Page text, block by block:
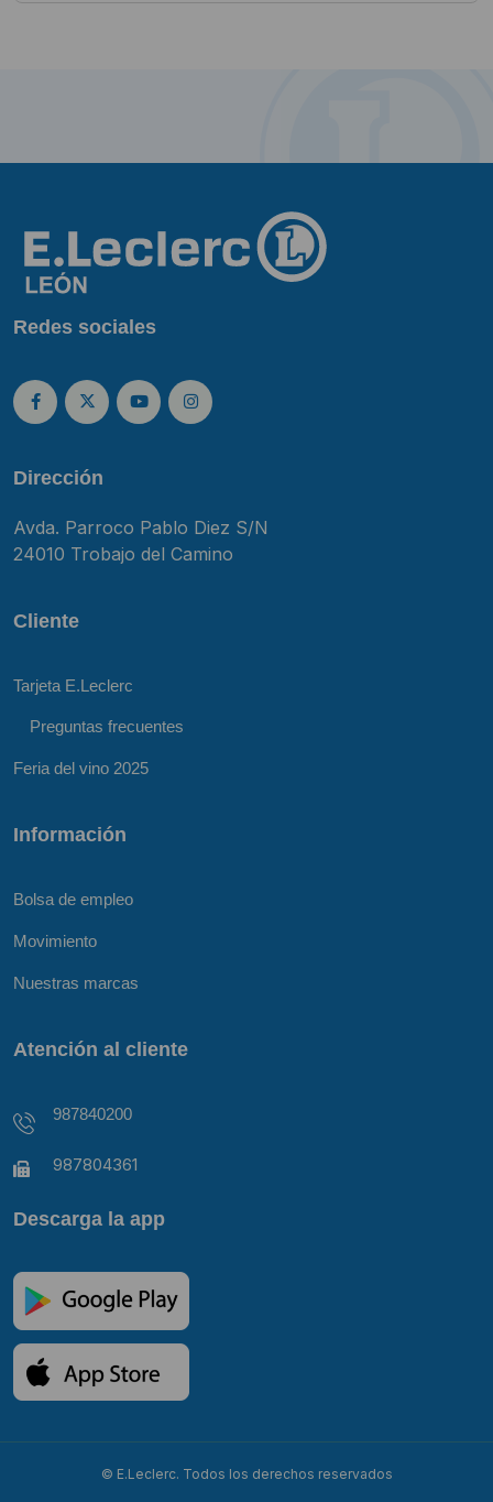
Redes sociales
Dirección
Avda. Parroco Pablo Diez S/N
24010 Trobajo del Camino
Cliente
Tarjeta E.Leclerc
Preguntas frecuentes
Feria del vino 2025
Información
Bolsa de empleo
Movimiento
Nuestras marcas
Atención al cliente
987840200
987804361
Descarga la app
© E.Leclerc. Todos los derechos reservados